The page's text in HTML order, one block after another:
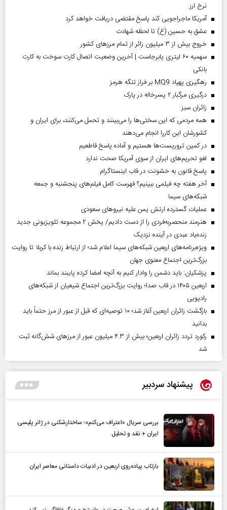
نرخ ارز
آمریکا ماجراجویی کند پاسخ مقتضی دریافت خواهد کرد
عشق به حسین (ع) تا لحظه شهادت
خروج بیش از ۳ میلیون زائر از تمام مرز‌های کشور
سهمیه ۶۰ لیتری پابرجاست | آخرین وضعیت اتصال کارت سوخت به کارت
بانکی
رهگیری پهپاد MQ9 بر فراز تنگه هرمز
درگیری مرگبار ۲ پسرخاله در پارک
‌زائران سبز
همه مردمی که این سختی‌ها را می‌بینند و تحمل می‌کنند، برای ایران و
کشورشان این کاررا انجام می‌دهند
در کمین تروریست‌ها هستیم و آماده پاسخ قاطعیم
لغو تحریم‌های ایران از سوی آمریکا صحت ندارد
پاسخ قانون به خشونت در قاب اینستاگرام
آخر هفته چه فیلمی ببینیم؟ فهرست کامل فیلم‌های پنجشنبه و جمعه
شبکه‌های سیما
عملیات گسترده ارتش یمن علیه نیروهای سعودی
هنرمند منحصر‌به‌فردی را از دست دادیم/ پخش ۲ مجموعه تلویزیونی جدید
زنده‌یاد عبدی در آینده نزدیک
ویژه‌برنامه‌های اربعین شبکه‌های سیما اعلام شد؛ از ارتباط زنده با کربلا تا روایت
بزرگ‌ترین اجتماع معنوی جهان
پزشکیان: باید دشمن را وادار کنیم به آنچه امضا کرده پایبند بماند
اربعین ۱۴۰۵ در قاب صدا؛ روایت بزرگ‌ترین اجتماع شیعیان از شبکه‌های
رادیویی
بازگشت زائران اربعین آغاز شد؛ ۱۰ توصیه‌ای که قبل از عبور از مرز حتماً باید
بدانید
رکورد تردد زائران اربعین؛ بیش از ۴.۳ میلیون عبور از مرزهای شش‌گانه ثبت
شد
پیشنهاد سردبیر
بررسی سریال «اعتراف می‌کنم»؛ ساختارشکنی در ژانر پلیسی
ایران + نقد و تحلیل
بازتاب پیاده‌روی اربعین در ادبیات داستانی معاصر ایران